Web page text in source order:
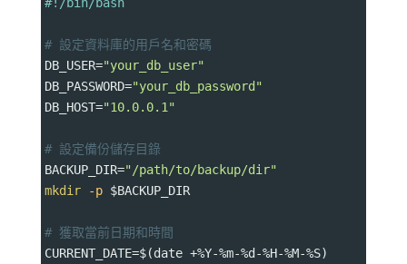
# 設定資料庫的用戶名和密碼
DB_USER="your_db_user"
DB_PASSWORD="your_db_password"
DB_HOST="10.0.0.1"
# 設定備份儲存目錄
BACKUP_DIR="/path/to/backup/dir"
mkdir
-p $BACKUP_DIR
# 獲取當前日期和時間
CURRENT_DATE=$(date +%Y-%m-%d-%H-%M-%S)